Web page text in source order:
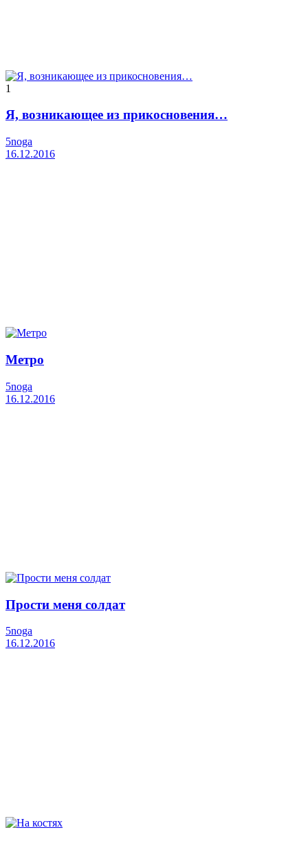
1
Я, возникающее из прикосновения…
5noga
16.12.2016
Метро
5noga
16.12.2016
Прости меня солдат
5noga
16.12.2016